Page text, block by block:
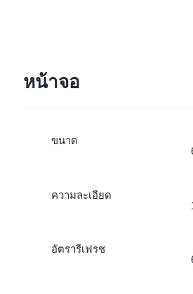
หน้าจอ
ขนาด
ความละเอียด
อัตรารีเฟรช